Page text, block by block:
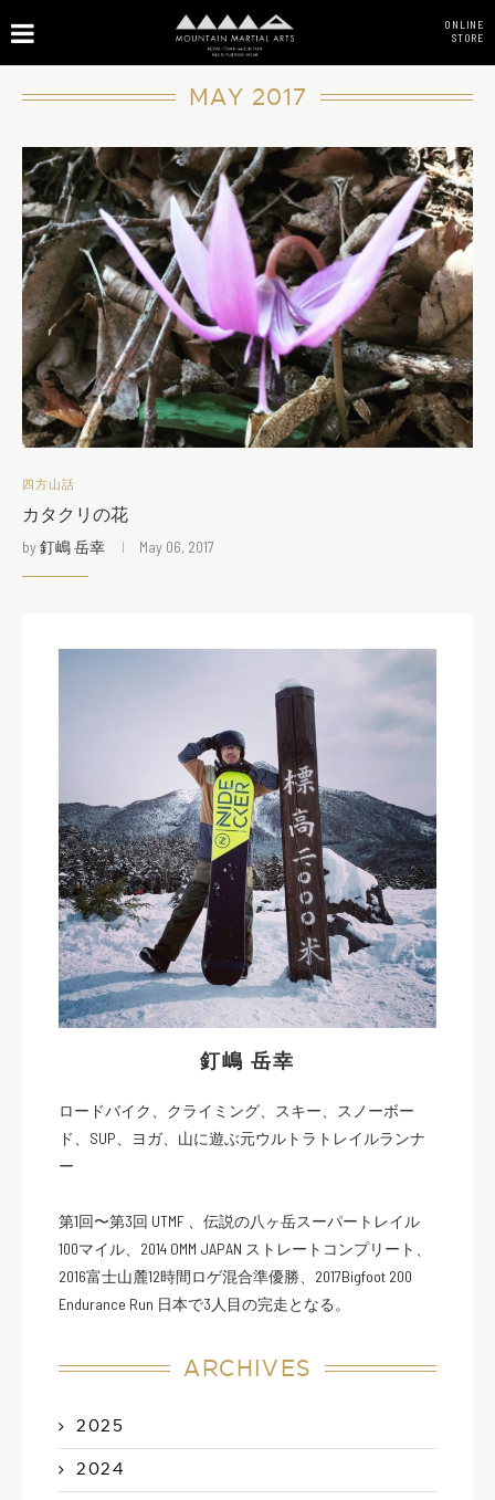
ONLINE
STORE
MAY 2017
四方山話
カタクリの花
by釘嶋 岳幸 May 06, 2017
釘嶋 岳幸
ロードバイク、クライミング、スキー、スノーボー
ド、SUP、ヨガ、山に遊ぶ元ウルトラトレイルランナ
ー
第1回〜第3回 UTMF 、伝説の八ヶ岳スーパートレイル
100マイル、2014 OMM JAPAN ストレートコンプリート、
2016富士山麓12時間ロゲ混合準優勝、2017Bigfoot 200
Endurance Run 日本で3人目の完走となる。
ARCHIVES
2025
2024